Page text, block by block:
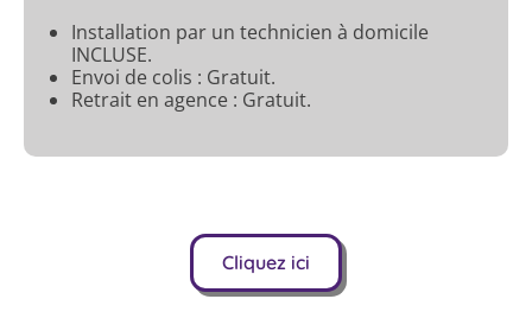
Installation par un technicien à domicile
INCLUSE.
Envoi de colis : Gratuit.
Retrait en agence : Gratuit.
Cliquez ici